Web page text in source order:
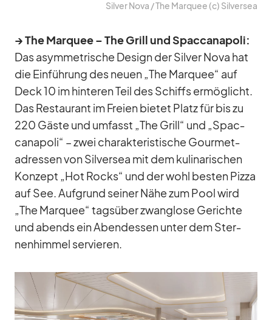
Sil­ver Nova /​ The Mar­quee (c) Sil­ver­sea
→ The Mar­quee – The Grill und Spac­ca­na­poli:
Das asym­me­tri­sche De­sign der Sil­ver Nova hat
die Ein­füh­rung des neuen „The Mar­quee“ auf
Deck 10 im hin­te­ren Teil des Schiffs er­mög­licht.
Das Re­stau­rant im Freien bie­tet Platz für bis zu
220 Gäste und um­fasst „The Grill“ und „Spac­
ca­na­poli“ – zwei cha­rak­te­ris­ti­sche Gour­met­
adres­sen von Sil­ver­sea mit dem ku­li­na­ri­schen
Kon­zept „Hot Rocks“ und der wohl bes­ten Pizza
auf See. Auf­grund sei­ner Nähe zum Pool wird
„The Mar­quee“ tags­über zwang­lose Ge­richte
und abends ein Abend­essen un­ter dem Ster­
nen­him­mel ser­vie­ren.